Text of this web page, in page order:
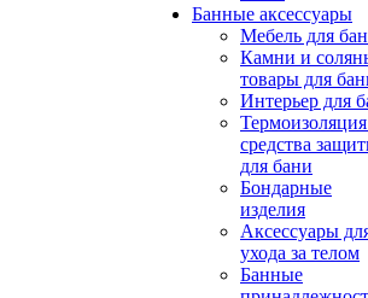
Банные аксессуары
Мебель для
Камни и
товары для
Интерьер для
средства
для бани
Бондарные
изделия
Аксеcсуары
ухода за телом
Банные